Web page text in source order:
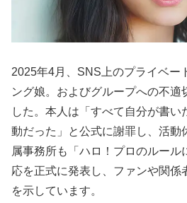
2025年4月、SNS上のプライベー
ング娘。およびグループへの不適
した。本人は「すべて自分が書
動だった」と公式に謝罪し、活動
属事務所も「ハロ！プロのルール
応を正式に発表し、ファンや関係
を示しています。